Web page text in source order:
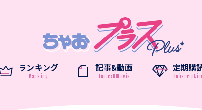
ランキング 記事&動画 定期購